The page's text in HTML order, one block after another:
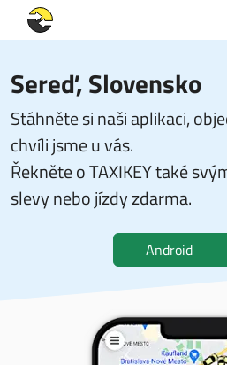
Sereď, Slovensko
Stáhněte si naši aplikaci,
chvíli jsme u vás.
Řekněte o TAXIKEY také
slevy nebo jízdy zdarma.
Android